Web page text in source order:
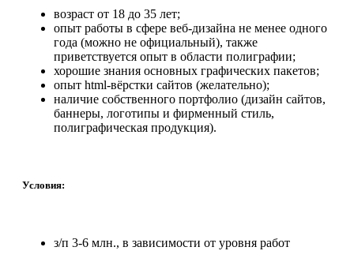
возраст от 18 до 35 лет;
опыт работы в сфере веб-дизайна не менее одного
года (можно не официальный), также
приветствуется опыт в области полиграфии;
хорошие знания основных графических пакетов;
опыт html-вёрстки сайтов (желательно);
наличие собственного портфолио (дизайн сайтов,
баннеры, логотипы и фирменный стиль,
полиграфическая продукция).
Условия:
з/п 3-6 млн., в зависимости от уровня работ